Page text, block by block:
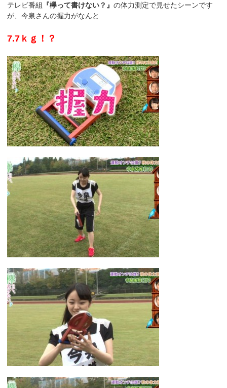
テレビ番組 『欅って書けない？』の体力測定で見せたシーンです
が、今泉さんの握力がなんと
7.7ｋｇ！？